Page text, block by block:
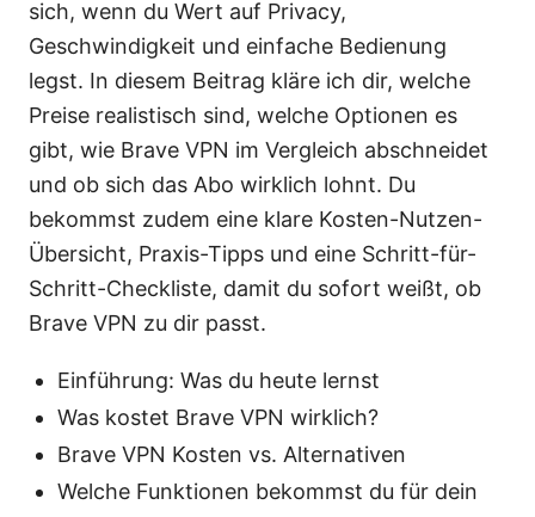
sich, wenn du Wert auf Privacy,
Geschwindigkeit und einfache Bedienung
legst. In diesem Beitrag kläre ich dir, welche
Preise realistisch sind, welche Optionen es
gibt, wie Brave VPN im Vergleich abschneidet
und ob sich das Abo wirklich lohnt. Du
bekommst zudem eine klare Kosten-Nutzen-
Übersicht, Praxis-Tipps und eine Schritt-für-
Schritt-Checkliste, damit du sofort weißt, ob
Brave VPN zu dir passt.
Einführung: Was du heute lernst
Was kostet Brave VPN wirklich?
Brave VPN Kosten vs. Alternativen
Welche Funktionen bekommst du für dein